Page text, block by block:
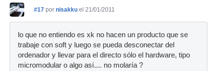
#17 por nisakku el 21/01/2011
lo que no entiendo es xk no hacen un producto que se
trabaje con soft y luego se pueda desconectar del
ordenador y llevar para el directo sólo el hardware, tipo
micromodular o algo así.... no molaría ?